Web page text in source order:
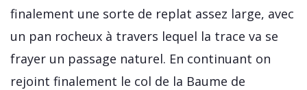
finalement une sorte de replat assez large, avec
un pan rocheux à travers lequel la trace va se
frayer un passage naturel. En continuant on
rejoint finalement le col de la Baume de